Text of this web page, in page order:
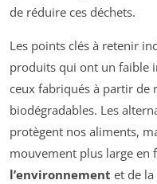
de réduire ces déchets.
Les points clés à retenir
produits qui ont un faible
ceux fabriqués à partir de
biodégradables. Les
protègent nos aliments,
mouvement plus large en
l’environnement et de la